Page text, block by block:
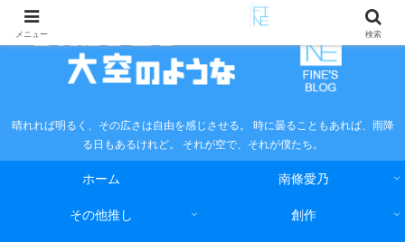
晴れれば明るく、その広さは自由を感じさせる。 時に曇ることもあれば、雨降
る日もあるけれど。 それが空で、それが僕たち。
ホーム 南條愛乃
その他推し 創作
メニュー 検索